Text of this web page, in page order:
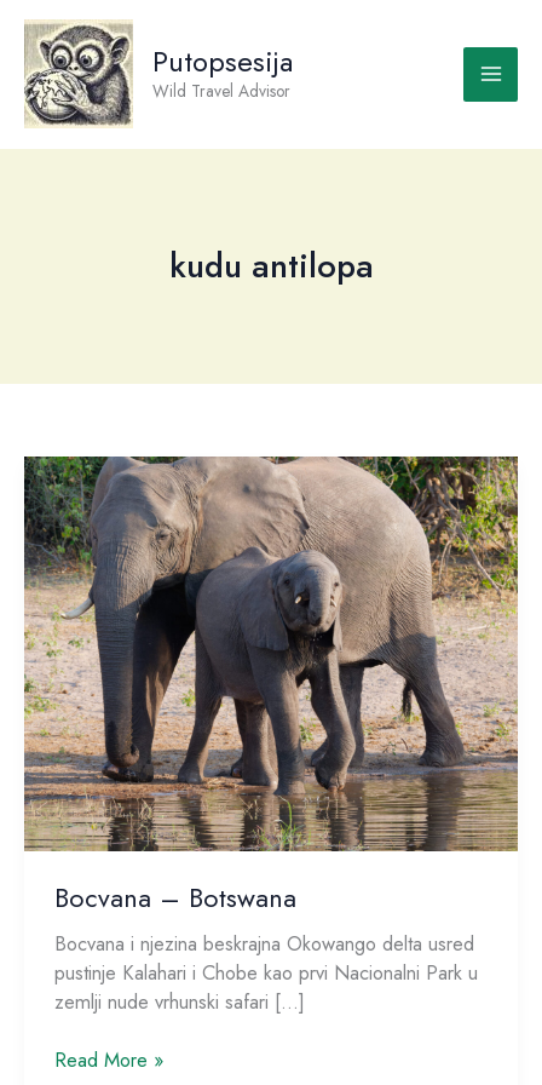
Skip
content
Putopsesija
Wild Travel Advisor
kudu antilopa
Bocvana – Botswana
Bocvana i njezina beskrajna Okowango delta usred
pustinje Kalahari i Chobe kao prvi Nacionalni Park u
zemlji nude vrhunski safari […]
Bocvana
–
Botswana
Read More »